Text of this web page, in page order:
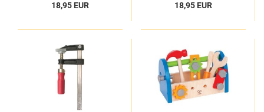
18,95 EUR 18,95 EUR